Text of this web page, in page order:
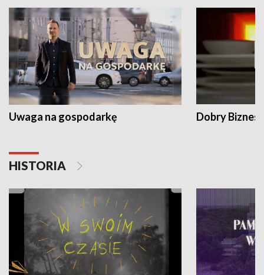
Uwaga na gospodarkę Dobry Biznes
HISTORIA